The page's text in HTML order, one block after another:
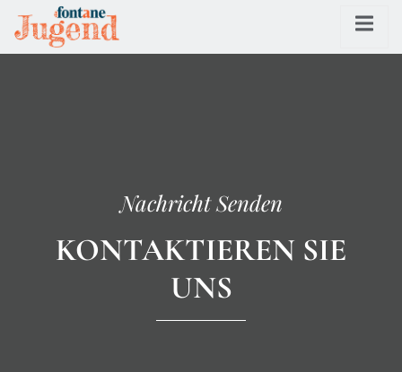
Nachricht Senden
KONTAKTIEREN SIE
UNS